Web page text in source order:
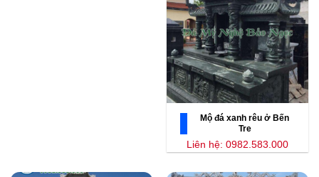
Mộ đá xanh rêu ở Bến
Tre
Liên hệ: 0982.583.000